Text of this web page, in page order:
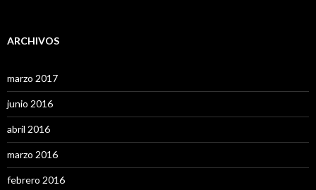
ARCHIVOS
marzo 2017
junio 2016
abril 2016
marzo 2016
febrero 2016